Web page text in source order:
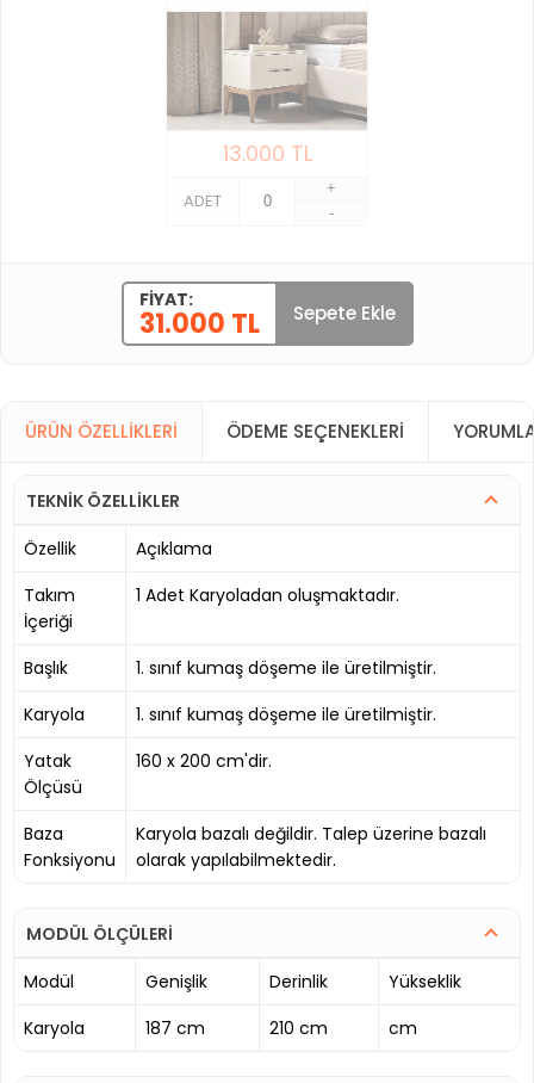
13.000 TL
ADET
+
-
FIYAT:
31.000 TL Sepete Ekle
ÜRÜN ÖZELLIKLERI ÖDEME SEÇENEKLERI
TEKNİK ÖZELLİKLER
Özellik
Açıklama
Takım
İçeriği
1 Adet Karyoladan oluşmaktadır.
Başlık
1. sınıf kumaş döşeme ile üretilmiştir.
Karyola
1. sınıf kumaş döşeme ile üretilmiştir.
Yatak
Ölçüsü
160 x 200 cm'dir.
Baza
Fonksiyonu
Karyola bazalı değildir. Talep üzerine bazalı
olarak yapılabilmektedir.
MODÜL ÖLÇÜLERİ
Modül
Genişlik Derinlik
Yükseklik
Karyola
187 cm 210 cm cm